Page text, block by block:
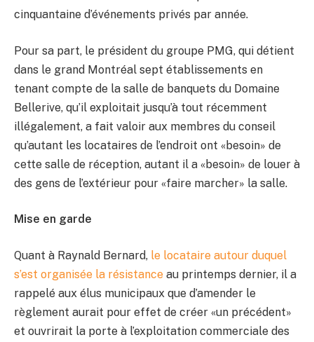
cinquantaine d’événements privés par année.
Pour sa part, le président du groupe PMG, qui détient
dans le grand Montréal sept établissements en
tenant compte de la salle de banquets du Domaine
Bellerive, qu’il exploitait jusqu’à tout récemment
illégalement, a fait valoir aux membres du conseil
qu’autant les locataires de l’endroit ont «besoin» de
cette salle de réception, autant il a «besoin» de louer à
des gens de l’extérieur pour «faire marcher» la salle.
Mise en garde
Quant à Raynald Bernard, le locataire autour duquel
s’est organisée la résistance au printemps dernier, il a
rappelé aux élus municipaux que d’amender le
règlement aurait pour effet de créer «un précédent»
et ouvrirait la porte à l’exploitation commerciale des